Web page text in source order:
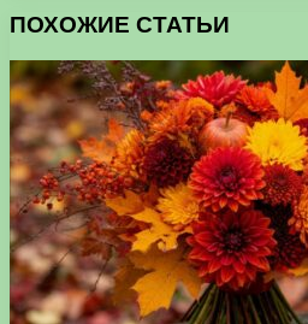
ПОХОЖИЕ СТАТЬИ